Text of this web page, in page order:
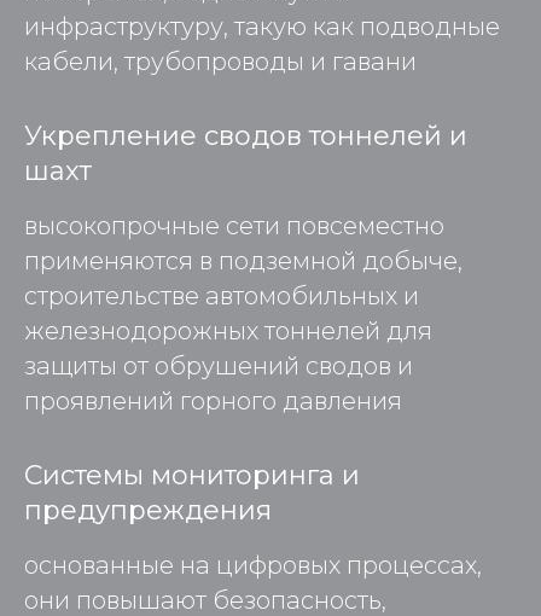
инфраструктуру, такую как подводные
кабели, трубопроводы и гавани
Укрепление сводов тоннелей и
шахт
высокопрочные сети повсеместно
применяются в подземной добыче,
строительстве автомобильных и
железнодорожных тоннелей для
защиты от обрушений сводов и
проявлений горного давления
Системы мониторинга и
предупреждения
основанные на цифровых процессах,
они повышают безопасность,